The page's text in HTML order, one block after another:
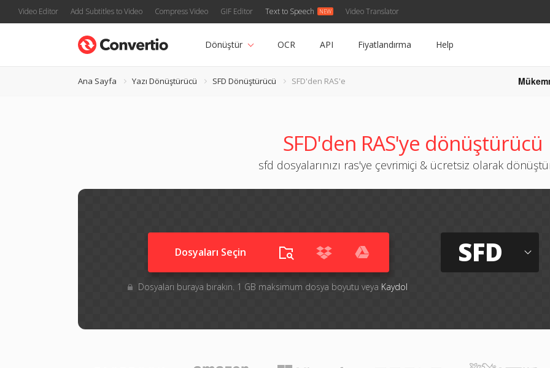
Video Editor Add Subtitles to Video Compress Video GIF Editor Text to Speech Video Translator
Dönüştür OCR API Fiyatlandırma Help
Ana Sayfa Yazı Dönüştürücü SFD Dönüştürücü SFD'den RAS'e
SFD'den RAS'ye dönüştürücü
sfd dosyalarınızı ras'ye çevrimiçi & ücretsiz olarak
Dosyaları Seçin
Dosyaları buraya bırakın. 1 GB maksimum dosya boyutu veya Kaydol
SFD